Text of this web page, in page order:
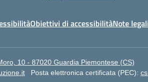
Obiettivi di accessibilitàNote
10 - 87020 Guardia Piemontese (CS)
Posta elettronica certificata (PEC):